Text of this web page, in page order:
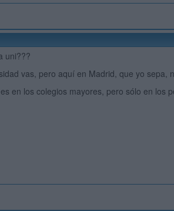
uni???
vas, pero aquí en Madrid, que yo sepa,
en los colegios mayores, pero sólo en los